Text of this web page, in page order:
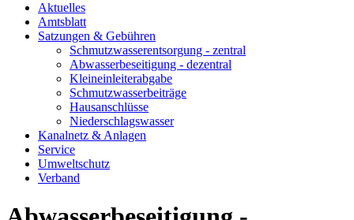
Aktuelles
Amtsblatt
Satzungen & Gebühren
Schmutzwasserentsorgung - zentral
Abwasserbeseitigung - dezentral
Kleineinleiterabgabe
Schmutzwasserbeiträge
Hausanschlüsse
Niederschlagswasser
Kanalnetz & Anlagen
Service
Umweltschutz
Verband